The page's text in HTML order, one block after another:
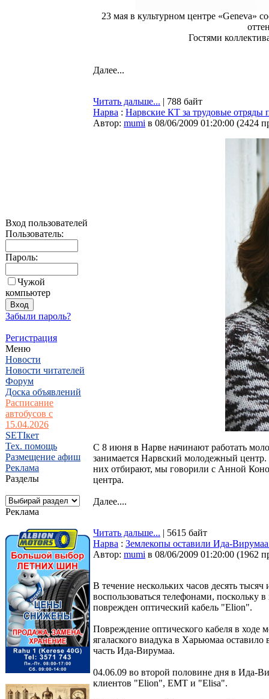
Вход пользователей
Пользователь:
Пароль:
Чужой
компьютер
Забыли пароль?
Регистрация
Меню
Новости
Новости читателей
Форум
Доска объявлений
Расписание
автобусов с
15.04.2026
SETIкет
Тех. помощь
Размещение афиш
Реклама
Разделы
Реклама
23 мая в культурном центре «Geneva»
Гостями
Далее...
Читать дальше... | 788 байт
Нарва : Нарвские КТ за трудовые отряды
Автор: mumi в 08/06/2009 01:20:00 (2424
C 8 июня в Нарве начинают работать
занимается Нарвский молодежный
них отбирают, мы говорили с Анной
центра.
Далее....
Читать дальше... | 5615 байт
Нарва : Землекопы оставили Ида-Вирумаа
Автор: mumi в 08/06/2009 01:20:00 (1962
В течение нескольких часов десять
воспользоваться телефонами, поскольку
поврежден оптический кабель "Elion".
Повреждение оптического кабеля в ходе
ягалаского виадука в Харьюмаа
часть Ида-Вирумаа.
04.06.09 во второй половине дня в Ида-
клиентов "Elion", EMT и "Elisa".